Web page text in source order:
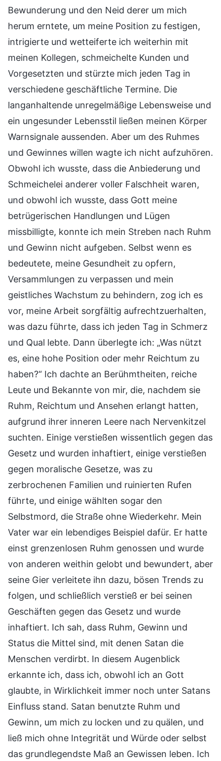
Bewunderung und den Neid derer um mich
herum erntete, um meine Position zu festigen,
intrigierte und wetteiferte ich weiterhin mit
meinen Kollegen, schmeichelte Kunden und
Vorgesetzten und stürzte mich jeden Tag in
verschiedene geschäftliche Termine. Die
langanhaltende unregelmäßige Lebensweise und
ein ungesunder Lebensstil ließen meinen Körper
Warnsignale aussenden. Aber um des Ruhmes
und Gewinnes willen wagte ich nicht aufzuhören.
Obwohl ich wusste, dass die Anbiederung und
Schmeichelei anderer voller Falschheit waren,
und obwohl ich wusste, dass Gott meine
betrügerischen Handlungen und Lügen
missbilligte, konnte ich mein Streben nach Ruhm
und Gewinn nicht aufgeben. Selbst wenn es
bedeutete, meine Gesundheit zu opfern,
Versammlungen zu verpassen und mein
geistliches Wachstum zu behindern, zog ich es
vor, meine Arbeit sorgfältig aufrechtzuerhalten,
was dazu führte, dass ich jeden Tag in Schmerz
und Qual lebte. Dann überlegte ich: „Was nützt
es, eine hohe Position oder mehr Reichtum zu
haben?“ Ich dachte an Berühmtheiten, reiche
Leute und Bekannte von mir, die, nachdem sie
Ruhm, Reichtum und Ansehen erlangt hatten,
aufgrund ihrer inneren Leere nach Nervenkitzel
suchten. Einige verstießen wissentlich gegen das
Gesetz und wurden inhaftiert, einige verstießen
gegen moralische Gesetze, was zu
zerbrochenen Familien und ruinierten Rufen
führte, und einige wählten sogar den
Selbstmord, die Straße ohne Wiederkehr. Mein
Vater war ein lebendiges Beispiel dafür. Er hatte
einst grenzenlosen Ruhm genossen und wurde
von anderen weithin gelobt und bewundert, aber
seine Gier verleitete ihn dazu, bösen Trends zu
folgen, und schließlich verstieß er bei seinen
Geschäften gegen das Gesetz und wurde
inhaftiert. Ich sah, dass Ruhm, Gewinn und
Status die Mittel sind, mit denen Satan die
Menschen verdirbt. In diesem Augenblick
erkannte ich, dass ich, obwohl ich an Gott
glaubte, in Wirklichkeit immer noch unter Satans
Einfluss stand. Satan benutzte Ruhm und
Gewinn, um mich zu locken und zu quälen, und
ließ mich ohne Integrität und Würde oder selbst
das grundlegendste Maß an Gewissen leben. Ich